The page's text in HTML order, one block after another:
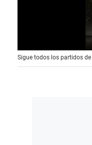
0
s
e
Sigue todos los partidos de